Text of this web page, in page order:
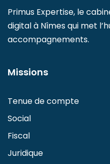
Primus Expertise, le
digital à Nîmes qui met
accompagnements.
Missions
Tenue de compte
Social
Fiscal
Juridique